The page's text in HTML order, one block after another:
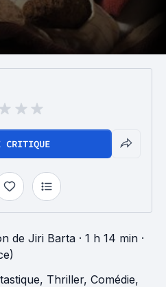
CRITIQUE
de Jiri Barta · 1 h 14 min ·
, Thriller, Comédie,